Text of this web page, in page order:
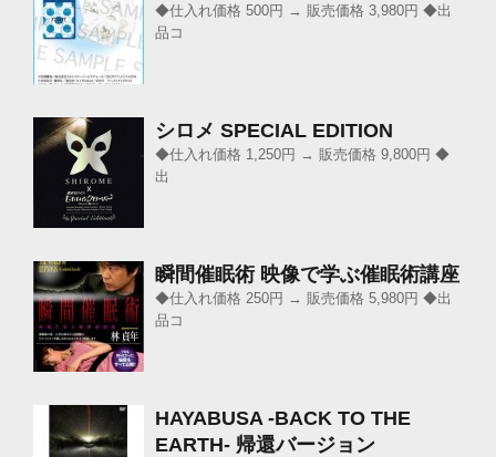
◆仕入れ価格 500円 → 販売価格 3,980円 ◆出
品コ
シロメ SPECIAL EDITION
◆仕入れ価格 1,250円 → 販売価格 9,800円 ◆
出
瞬間催眠術 映像で学ぶ催眠術講座
◆仕入れ価格 250円 → 販売価格 5,980円 ◆出
品コ
HAYABUSA -BACK TO THE
EARTH- 帰還バージョン